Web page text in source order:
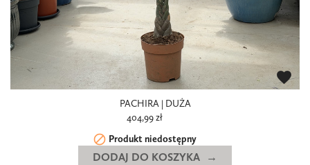
Zobacz też:
Rośliny retro|Rośliny niezniszczalne| Kwiaty do biura
PACHIRA | DUŻA
404,99 zł
 Produkt niedostępny
favorite
DODAJ DO KOSZYKA